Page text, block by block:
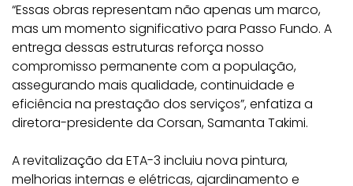
“Essas obras representam não apenas um marco,
mas um momento significativo para Passo Fundo. A
entrega dessas estruturas reforça nosso
compromisso permanente com a população,
assegurando mais qualidade, continuidade e
eficiência na prestação dos serviços”, enfatiza a
diretora-presidente da Corsan, Samanta Takimi.
A revitalização da ETA-3 incluiu nova pintura,
melhorias internas e elétricas, ajardinamento e